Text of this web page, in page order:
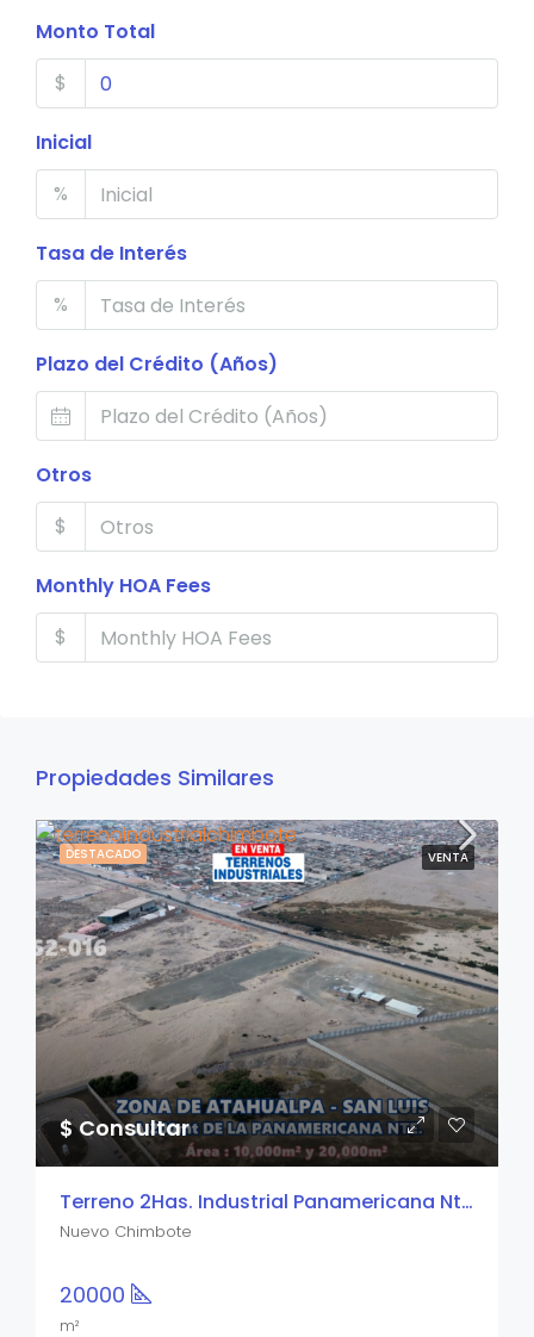
Monto Total
$
Inicial
%
Tasa de Interés
%
Plazo del Crédito (Años)
Otros
$
Monthly HOA Fees
$
Propiedades Similares
DESTACADO VENTA
$ Consultar
Terreno 2Has. Industrial Panamericana Nte.
Nuevo Chimbote
20000
m²